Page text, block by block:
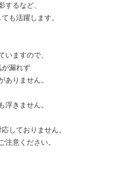
するなど、
も活躍します。
いますので、
が漏れず
ありません。
浮きません。
しておりません。
注意ください。